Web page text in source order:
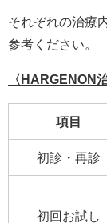
それぞれの治療
参考ください。
〈HARGENON
項目
初診・再診
初回お試し